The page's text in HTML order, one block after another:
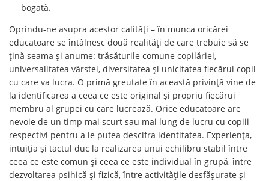
bogată.
Oprindu-ne asupra acestor calități – în munca oricărei
educatoare se întâlnesc două realități de care trebuie să se
țină seama și anume: trăsăturile comune copilăriei,
universalitatea vârstei, diversitatea și unicitatea fiecărui copil
cu care va lucra. O primă greutate în această privință vine de
la identificarea a ceea ce este original și propriu fiecărui
membru al grupei cu care lucrează. Orice educatoare are
nevoie de un timp mai scurt sau mai lung de lucru cu copiii
respectivi pentru a le putea descifra identitatea. Experiența,
intuiția și tactul duc la realizarea unui echilibru stabil între
ceea ce este comun și ceea ce este individual în grupă, între
dezvoltarea psihică și fizică, între activitățile desfășurate și